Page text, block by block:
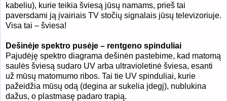
kabeliu), kurie teikia šviesą jūsų namams, prieš tai
paversdami ją įvairiais TV stočių signalais jūsų televizoriuje.
Visa tai – šviesa!
Dešinėje spektro pusėje – rentgeno spinduliai
Pajudėję spektro diagrama dešinėn pastebime, kad matomą
saulės šviesą sudaro UV arba ultravioletinė šviesa, esanti
už mūsų matomumo ribos. Tai tie UV spinduliai, kurie
pažeidžia mūsų odą (degina ar sukelia įdegį), nublukina
dažus, o plastmasę padaro trapią.